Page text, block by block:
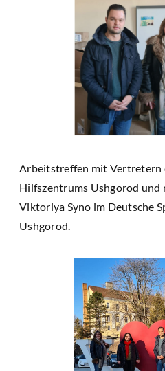
Arbeitstreffen mit Vertretern
Hilfszentrums Ushgorod und
Viktoriya Syno im Deutsche
Ushgorod.